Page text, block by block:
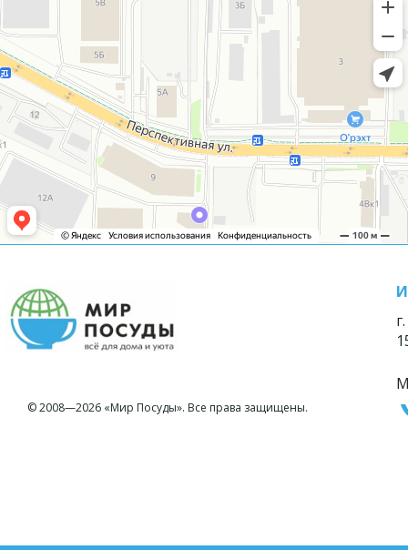
© 2008—2026 «Мир Посуды». Все права защищены.